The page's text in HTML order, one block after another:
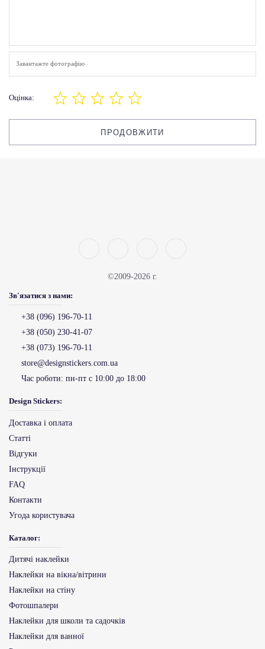
Завантажте фотографію
Оцінка:
ПРОДОВЖИТИ
©2009-2026 г.
Зв'язатися з нами:
+38 (096) 196-70-11
+38 (050) 230-41-07
+38 (073) 196-70-11
store@designstickers.com.ua
Час роботи: пн-пт с 10:00 до 18:00
Design Stickers:
Доставка і оплата
Статті
Відгуки
Інструкції
FAQ
Контакти
Угода користувача
Каталог:
Дитячі наклейки
Наклейки на вікна/вітрини
Наклейки на стіну
Фотошпалери
Наклейки для школи та садочків
Наклейки для ванної